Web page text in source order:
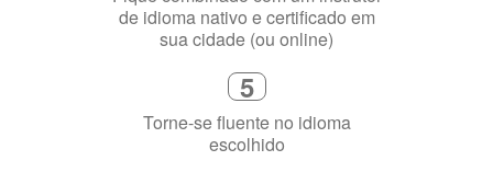
5
Torne-se fluente no idioma
escolhido